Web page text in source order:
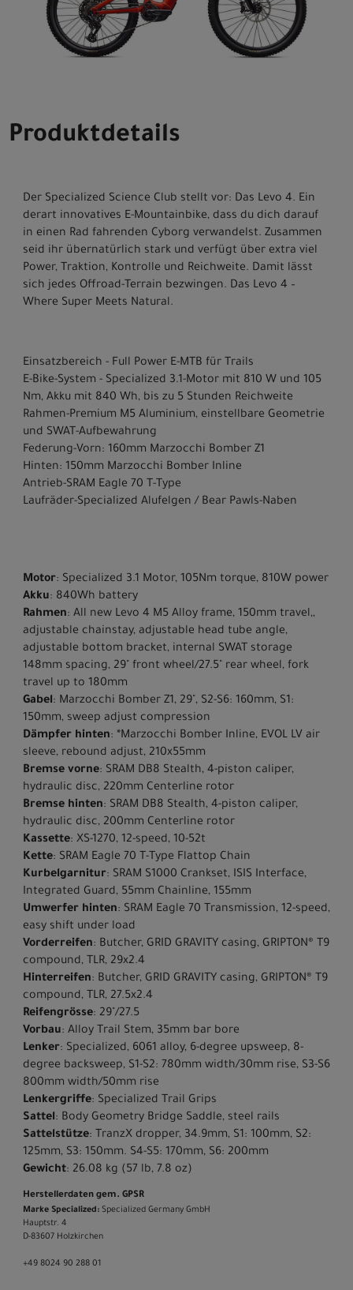
Produktdetails
Der Specialized Science Club stellt vor: Das Levo 4. Ein
derart innovatives E-Mountainbike, dass du dich darauf
in einen Rad fahrenden Cyborg verwandelst. Zusammen
seid ihr übernatürlich stark und verfügt über extra viel
Power, Traktion, Kontrolle und Reichweite. Damit lässt
sich jedes Offroad-Terrain bezwingen. Das Levo 4 –
Where Super Meets Natural.
Einsatzbereich - Full Power E-MTB für Trails
E-Bike-System - Specialized 3.1-Motor mit 810 W und 105
Nm, Akku mit 840 Wh, bis zu 5 Stunden Reichweite
Rahmen-Premium M5 Aluminium, einstellbare Geometrie
und SWAT-Aufbewahrung
Federung-Vorn: 160mm Marzocchi Bomber Z1
Hinten: 150mm Marzocchi Bomber Inline
Antrieb-SRAM Eagle 70 T-Type
Laufräder-Specialized Alufelgen / Bear Pawls-Naben
Motor: Specialized 3.1 Motor, 105Nm torque, 810W power
Akku: 840Wh battery
Rahmen: All new Levo 4 M5 Alloy frame, 150mm travel,,
adjustable chainstay, adjustable head tube angle,
adjustable bottom bracket, internal SWAT storage
148mm spacing, 29" front wheel/27.5" rear wheel, fork
travel up to 180mm
Gabel: Marzocchi Bomber Z1, 29", S2-S6: 160mm, S1:
150mm, sweep adjust compression
Dämpfer hinten: *Marzocchi Bomber Inline, EVOL LV air
sleeve, rebound adjust, 210x55mm
Bremse vorne: SRAM DB8 Stealth, 4-piston caliper,
hydraulic disc, 220mm Centerline rotor
Bremse hinten: SRAM DB8 Stealth, 4-piston caliper,
hydraulic disc, 200mm Centerline rotor
Kassette: XS-1270, 12-speed, 10-52t
Kette: SRAM Eagle 70 T-Type Flattop Chain
Kurbelgarnitur: SRAM S1000 Crankset, ISIS Interface,
Integrated Guard, 55mm Chainline, 155mm
Umwerfer hinten: SRAM Eagle 70 Transmission, 12-speed,
easy shift under load
Vorderreifen: Butcher, GRID GRAVITY casing, GRIPTON® T9
compound, TLR, 29x2.4
Hinterreifen: Butcher, GRID GRAVITY casing, GRIPTON® T9
compound, TLR, 27.5x2.4
Reifengrösse: 29"/27.5
Vorbau: Alloy Trail Stem, 35mm bar bore
Lenker: Specialized, 6061 alloy, 6-degree upsweep, 8-
degree backsweep, S1-S2: 780mm width/30mm rise, S3-S6
800mm width/50mm rise
Lenkergriffe: Specialized Trail Grips
Sattel: Body Geometry Bridge Saddle, steel rails
Sattelstütze: TranzX dropper, 34.9mm, S1: 100mm, S2:
125mm, S3: 150mm. S4-S5: 170mm, S6: 200mm
Gewicht: 26.08 kg (57 lb, 7.8 oz)
Herstellerdaten gem. GPSR
Marke Specialized: Specialized Germany GmbH
Hauptstr. 4
D-83607 Holzkirchen
+49 8024 90 288 01